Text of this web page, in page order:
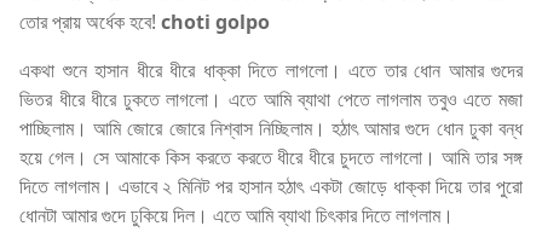
তোর প্রায় অর্ধেক হবে! choti golpo
একথা শুনে হাসান ধীরে ধীরে ধাক্কা দিতে লাগলো। এতে তার ধোন আমার গুদের
ভিতর ধীরে ধীরে ঢুকতে লাগলো। এতে আমি ব্যাথা পেতে লাগলাম তবুও এতে মজা
পাচ্ছিলাম। আমি জোরে জোরে নিশ্বাস নিচ্ছিলাম। হঠাৎ আমার গুদে ধোন ঢুকা বন্ধ
হয়ে গেল। সে আমাকে কিস করতে করতে ধীরে ধীরে চুদতে লাগলো। আমি তার সঙ্গ
দিতে লাগলাম। এভাবে ২ মিনিট পর হাসান হঠাৎ একটা জোড়ে ধাক্কা দিয়ে তার পুরো
ধোনটা আমার গুদে ঢুকিয়ে দিল। এতে আমি ব্যাথা চিৎকার দিতে লাগলাম।